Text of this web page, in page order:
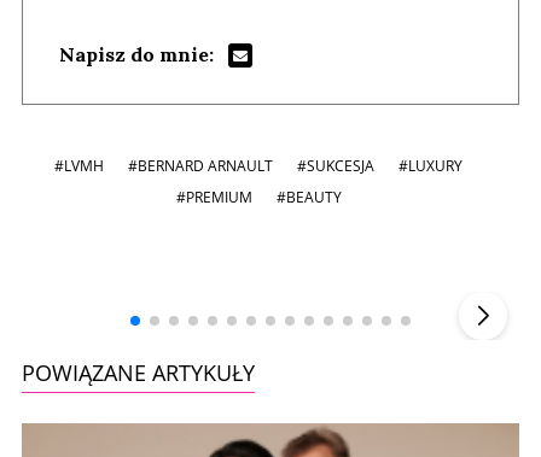
Napisz do mnie:
#LVMH #BERNARD ARNAULT #SUKCESJA
#LUXURY
#PREMIUM
#BEAUTY
POWIĄZANE ARTYKUŁY